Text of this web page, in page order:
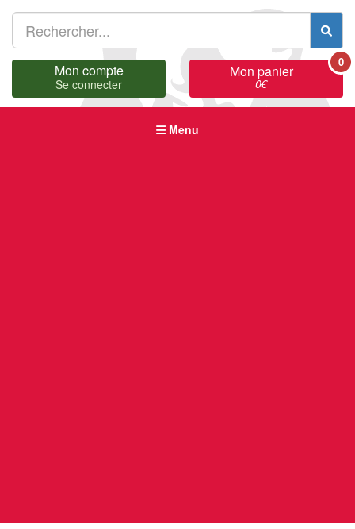
Mon compte
Se connecter
Mon panier
0€
0
Menu